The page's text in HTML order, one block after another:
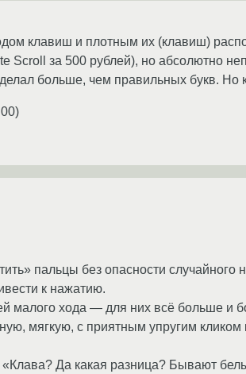
клавиш и плотным их (клавиш)
Scroll за 500 рублей), но абсолютно
больше, чем правильных букв. Но
)
пальцы без опасности
к нажатию.
малого хода — для них всё больше и
мягкую, с приятным упругим кликом
Да какая разница? Бывают